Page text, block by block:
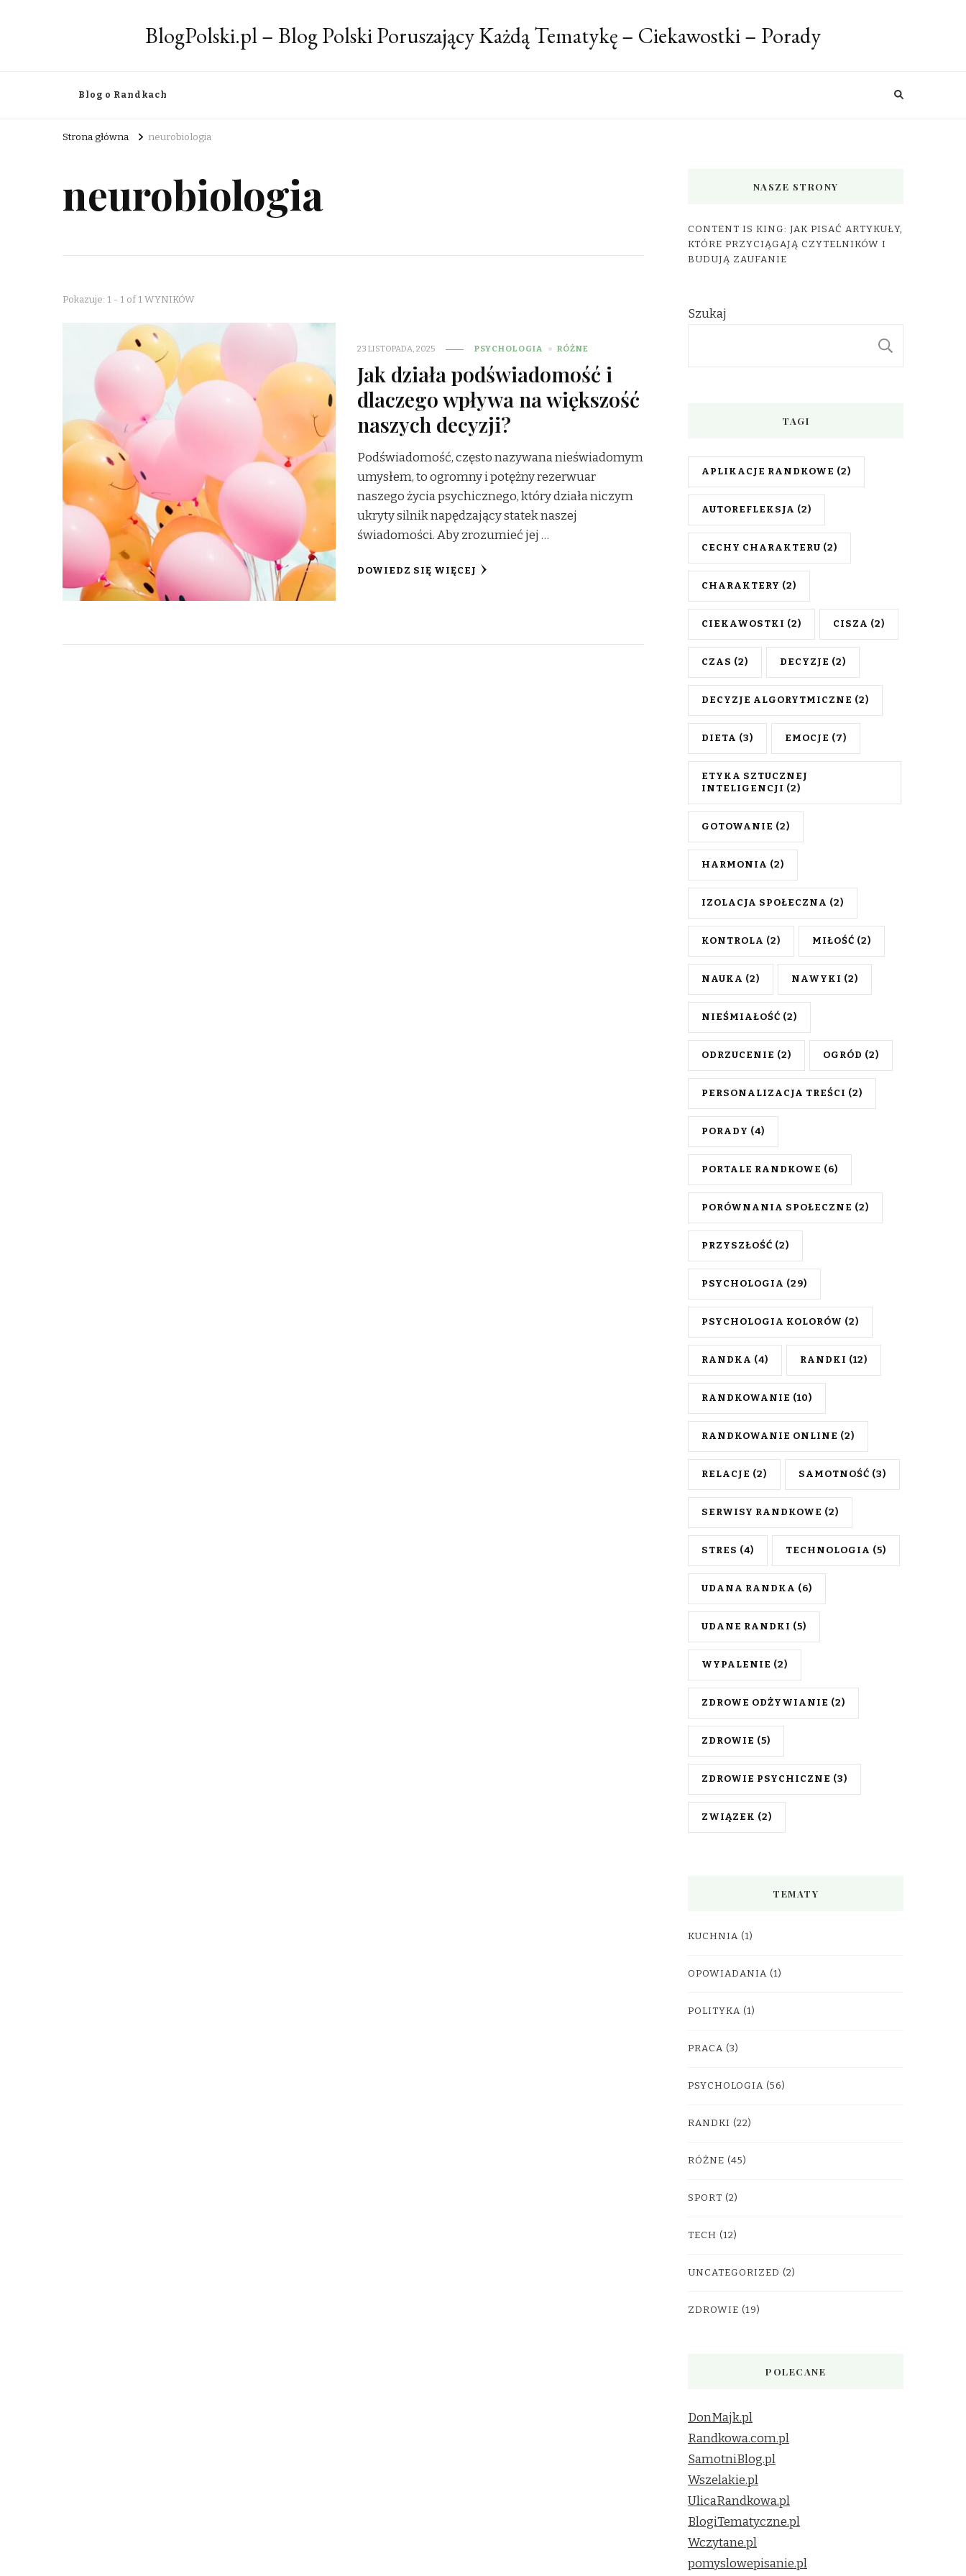
BlogPolski.pl – Blog Polski Poruszający Każdą Tematykę – Ciekawostki – Porady
Blog o Randkach
Strona główna neurobiologia
neurobiologia
Pokazuje: 1 - 1 of 1 WYNIKÓW
23 LISTOPADA, 2025 PSYCHOLOGIA RÓŻNE
Jak działa podświadomość i
dlaczego wpływa na większość
naszych decyzji?
Podświadomość, często nazywana nieświadomym
umysłem, to ogromny i potężny rezerwuar
naszego życia psychicznego, który działa niczym
ukryty silnik napędzający statek naszej
świadomości. Aby zrozumieć jej …
DOWIEDZ SIĘ WIĘCEJ
NASZE STRONY
CONTENT IS KING: JAK PISAĆ ARTYKUŁY,
KTÓRE PRZYCIĄGAJĄ CZYTELNIKÓW I
BUDUJĄ ZAUFANIE
Szukaj
TAGI
APLIKACJE RANDKOWE (2)
AUTOREFLEKSJA (2)
CECHY CHARAKTERU (2)
CHARAKTERY (2)
CIEKAWOSTKI (2) CISZA (2)
CZAS (2) DECYZJE (2)
DECYZJE ALGORYTMICZNE (2)
DIETA (3) EMOCJE (7)
ETYKA SZTUCZNEJ
INTELIGENCJI (2)
GOTOWANIE (2)
HARMONIA (2)
IZOLACJA SPOŁECZNA (2)
KONTROLA (2) MIŁOŚĆ (2)
NAUKA (2) NAWYKI (2)
NIEŚMIAŁOŚĆ (2)
ODRZUCENIE (2) OGRÓD (2)
PERSONALIZACJA TREŚCI (2)
PORADY (4)
PORTALE RANDKOWE (6)
PORÓWNANIA SPOŁECZNE (2)
PRZYSZŁOŚĆ (2)
PSYCHOLOGIA (29)
PSYCHOLOGIA KOLORÓW (2)
RANDKA (4) RANDKI (12)
RANDKOWANIE (10)
RANDKOWANIE ONLINE (2)
RELACJE (2) SAMOTNOŚĆ (3)
SERWISY RANDKOWE (2)
STRES (4) TECHNOLOGIA (5)
UDANA RANDKA (6)
UDANE RANDKI (5)
WYPALENIE (2)
ZDROWE ODŻYWIANIE (2)
ZDROWIE (5)
ZDROWIE PSYCHICZNE (3)
ZWIĄZEK (2)
TEMATY
KUCHNIA (1)
OPOWIADANIA (1)
POLITYKA (1)
PRACA (3)
PSYCHOLOGIA (56)
RANDKI (22)
RÓŻNE (45)
SPORT (2)
TECH (12)
UNCATEGORIZED (2)
ZDROWIE (19)
POLECANE
DonMajk.pl
Randkowa.com.pl
SamotniBlog.pl
Wszelakie.pl
UlicaRandkowa.pl
BlogiTematyczne.pl
Wczytane.pl
pomyslowepisanie.pl